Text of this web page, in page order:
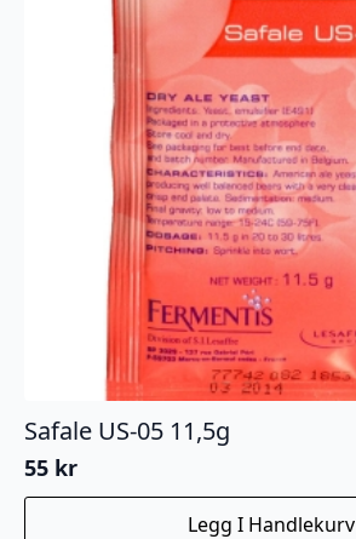
Safale US-05 11,5g
55 kr
Legg I Handlekurv